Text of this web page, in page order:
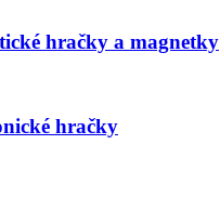
hračky a magnetky
hračky